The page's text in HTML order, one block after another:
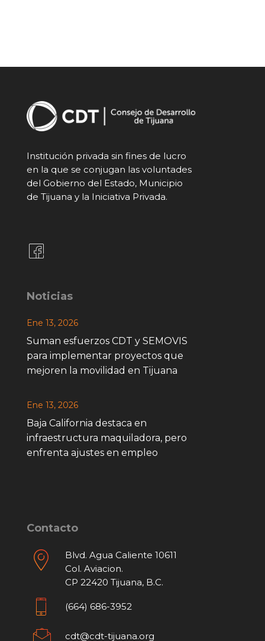
Institución privada sin fines de lucro
en la que se conjugan las voluntades
del Gobierno del Estado, Municipio
de Tijuana y la Iniciativa Privada.
Noticias
Suman esfuerzos CDT y SEMOVIS
para implementar proyectos que
mejoren la movilidad en Tijuana
Ene 13, 2026
Baja California destaca en
infraestructura maquiladora, pero
enfrenta ajustes en empleo
Ene 13, 2026
Contacto
Blvd. Agua Caliente 10611
Col. Aviacion.
CP 22420 Tijuana, B.C.
(664) 686-3952
cdt@cdt-tijuana.org